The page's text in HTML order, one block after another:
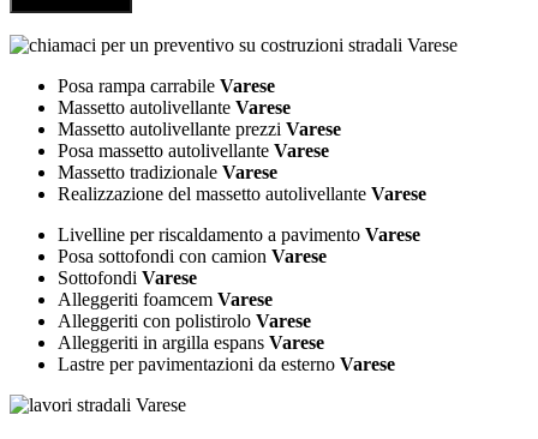
Posa rampa carrabile Varese
Massetto autolivellante Varese
Massetto autolivellante prezzi Varese
Posa massetto autolivellante Varese
Massetto tradizionale Varese
Realizzazione del massetto autolivellante Varese
Livelline per riscaldamento a pavimento Varese
Posa sottofondi con camion Varese
Sottofondi Varese
Alleggeriti foamcem Varese
Alleggeriti con polistirolo Varese
Alleggeriti in argilla espans Varese
Lastre per pavimentazioni da esterno Varese